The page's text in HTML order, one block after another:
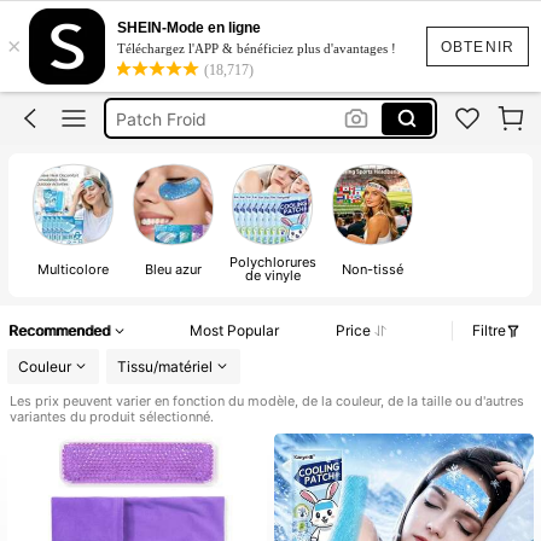
OBTENIR
×
SHEIN-Mode en ligne
Téléchargez l'APP & bénéficiez plus d'avantages !
(18,717)
Voyage
Poche De Glace
Canicule
Patch Froid
Voyage
Multicolore Bleu azur Polychlorures
de vinyle Non-tissé
Recommended Most Popular Price
Filtre
Couleur
Tissu/matériel
Les prix peuvent varier en fonction du modèle, de la couleur, de la taille ou d'autres
variantes du produit sélectionné.